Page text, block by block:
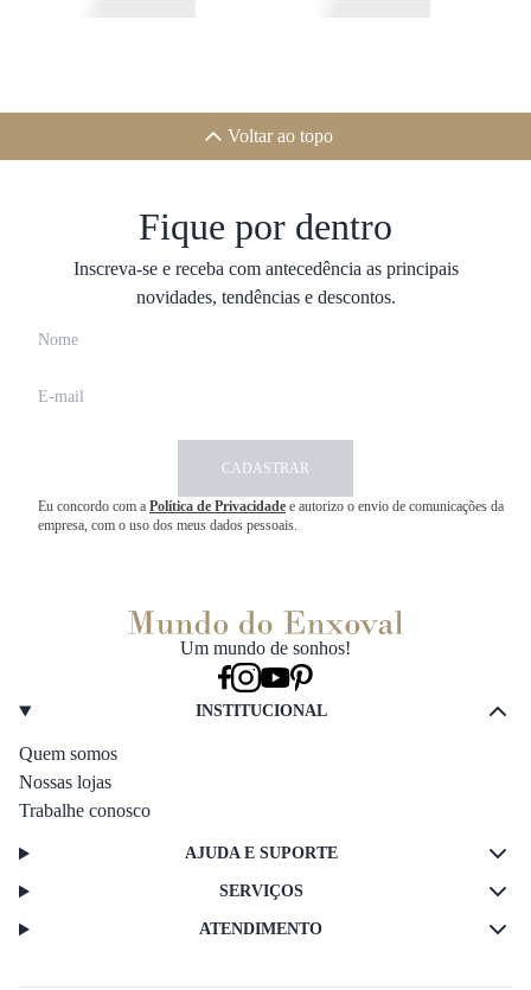
Voltar ao topo
Fique por dentro
Inscreva-se e receba com antecedência as principais
novidades, tendências e descontos.
CADASTRAR
Eu concordo com a Política de Privacidade e autorizo o envio de comunicações da
empresa, com o uso dos meus dados pessoais.
Um mundo de sonhos!
INSTITUCIONAL
Quem somos
Nossas lojas
Trabalhe conosco
AJUDA E SUPORTE
SERVIÇOS
ATENDIMENTO